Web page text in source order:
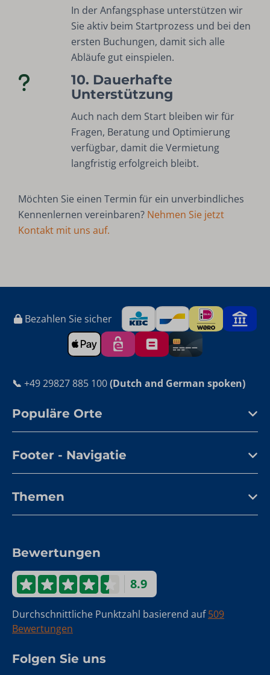
In der Anfangsphase unterstützen wir
Sie aktiv beim Startprozess und bei den
ersten Buchungen, damit sich alle
Abläufe gut einspielen.
10. Dauerhafte
Unterstützung
Auch nach dem Start bleiben wir für
Fragen, Beratung und Optimierung
verfügbar, damit die Vermietung
langfristig erfolgreich bleibt.
Möchten Sie einen Termin für ein unverbindliches
Kennenlernen vereinbaren? Nehmen Sie jetzt
Kontakt mit uns auf.
Bezahlen Sie sicher
📞 +49 29827 885 100(Dutch and German spoken)
Populäre Orte
Footer - Navigatie
Themen
Bewertungen
8.9
Durchschnittliche Punktzahl basierend auf509
Bewertungen
Folgen Sie uns